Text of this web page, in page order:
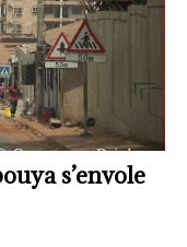
s’envole